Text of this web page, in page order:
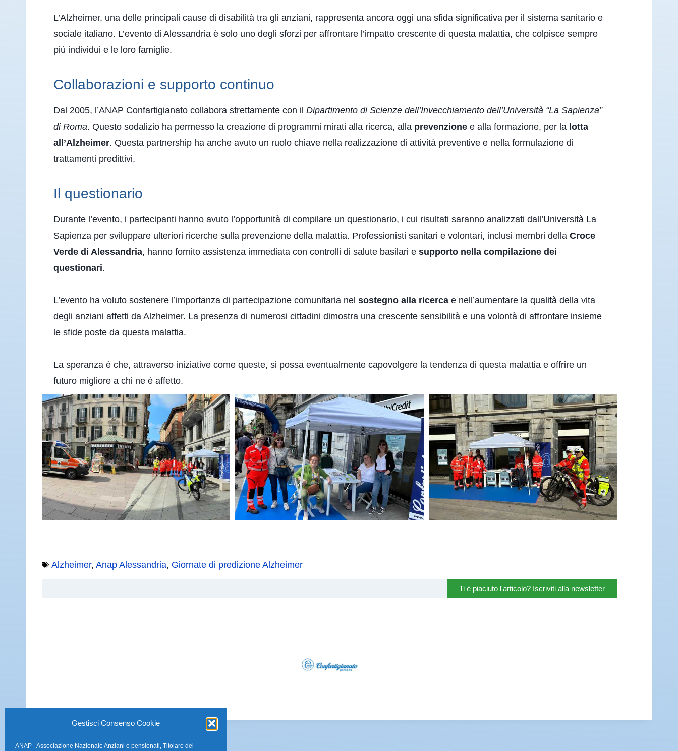
Gestisci Consenso Cookie
ANAP - Associazione Nazionale Anziani e pensionati, Titolare del
L’Alzheimer, una delle principali cause di disabilità tra gli anziani, rappresenta ancora oggi una sfida significativa per il sistema sanitario e
sociale italiano. L’evento di Alessandria è solo uno degli sforzi per affrontare l’impatto crescente di questa malattia, che colpisce sempre
più individui e le loro famiglie.
Collaborazioni e supporto continuo
Dal 2005, l’ANAP Confartigianato collabora strettamente con il Dipartimento di Scienze dell’Invecchiamento dell’Università “La Sapienza”
di Roma. Questo sodalizio ha permesso la creazione di programmi mirati alla ricerca, alla prevenzionee alla formazione, per la lotta
all’Alzheimer. Questa partnership ha anche avuto un ruolo chiave nella realizzazione di attività preventive e nella formulazione di
trattamenti predittivi.
Il questionario
Durante l’evento, i partecipanti hanno avuto l’opportunità di compilare un questionario, i cui risultati saranno analizzati dall’Università La
Sapienza per sviluppare ulteriori ricerche sulla prevenzione della malattia. Professionisti sanitari e volontari, inclusi membri della Croce
Verde di Alessandria, hanno fornito assistenza immediata con controlli di salute basilari e supporto nella compilazione dei
questionari.
L’evento ha voluto sostenere l’importanza di partecipazione comunitaria nel sostegno alla ricercae nell’aumentare la qualità della vita
degli anziani affetti da Alzheimer. La presenza di numerosi cittadini dimostra una crescente sensibilità e una volontà di affrontare insieme
le sfide poste da questa malattia.
La speranza è che, attraverso iniziative come queste, si possa eventualmente capovolgere la tendenza di questa malattia e offrire un
futuro migliore a chi ne è affetto.
Alzheimer, Anap Alessandria, Giornate di predizione Alzheimer
Ti è piaciuto l'articolo? Iscriviti alla newsletter